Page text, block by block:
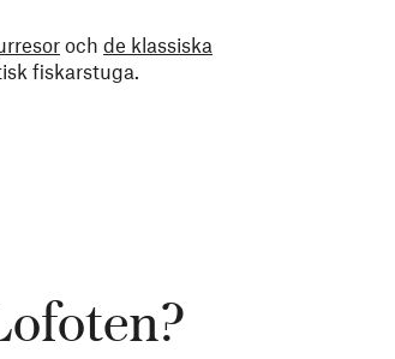
och de klassiska
fiskarstuga.